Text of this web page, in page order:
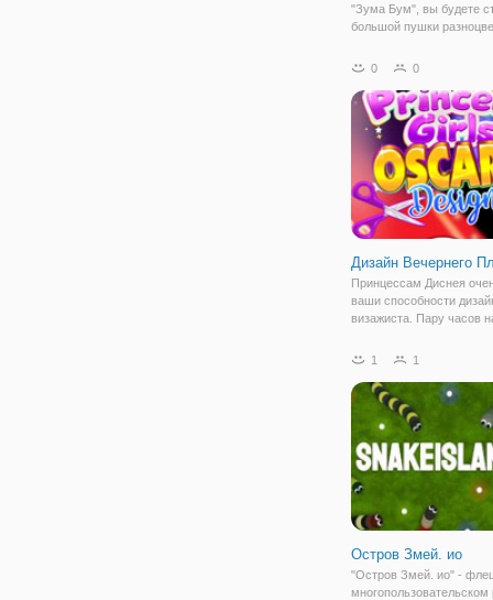
"Зума Бум", вы будете
большой пушки
находиться внизу, а в
передвигаться шарики
цветов. Вам
0 0
Дизайн Вечернего
Принцессам Диснея
ваши способности
визажиста. Пару часов
на Оскар, главное
настоящие богини.
поможем
1 1
Остров Змей. ио
"Остров Змей. ио" -